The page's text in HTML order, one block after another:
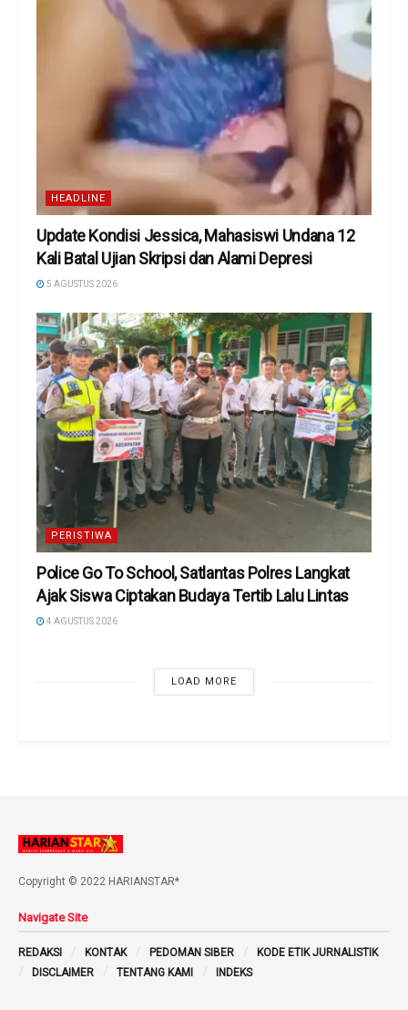
HEADLINE
Update Kondisi Jessica, Mahasiswi Undana 12
Kali Batal Ujian Skripsi dan Alami Depresi
5 AGUSTUS 2026
PERISTIWA
Police Go To School, Satlantas Polres Langkat
Ajak Siswa Ciptakan Budaya Tertib Lalu Lintas
4 AGUSTUS 2026
LOAD MORE
Copyright © 2022 HARIANSTAR*
Navigate Site
REDAKSI KONTAK PEDOMAN SIBER
KODE ETIK JURNALISTIK
DISCLAIMER
TENTANG KAMI INDEKS